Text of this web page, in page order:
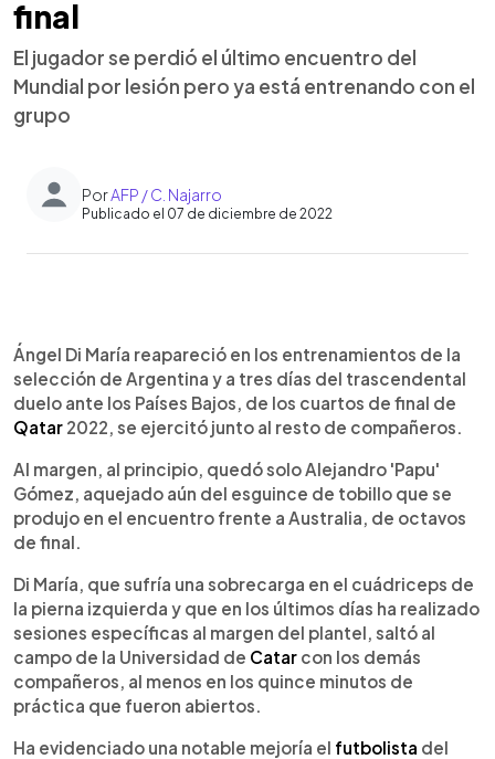
final
El jugador se perdió el último encuentro del
Mundial por lesión pero ya está entrenando con el
grupo
PorAFP / C. Najarro
Publicado el 07 de diciembre de 2022
► Escuchar artículo
Ángel Di María reapareció en los entrenamientos de la
selección de Argentina y a tres días del trascendental
duelo ante los Países Bajos, de los cuartos de final de
Qatar 2022, se ejercitó junto al resto de compañeros.
Al margen, al principio, quedó solo Alejandro 'Papu'
Gómez, aquejado aún del esguince de tobillo que se
produjo en el encuentro frente a Australia, de octavos
de final.
Di María, que sufría una sobrecarga en el cuádriceps de
la pierna izquierda y que en los últimos días ha realizado
sesiones específicas al margen del plantel, saltó al
campo de la Universidad de Catar con los demás
compañeros, al menos en los quince minutos de
práctica que fueron abiertos.
Ha evidenciado una notable mejoría el futbolista del